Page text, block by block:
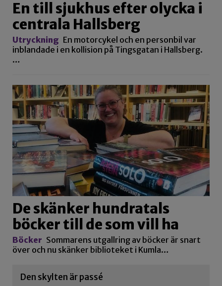
En till sjukhus efter olycka i
centrala Hallsberg
Utryckning En motorcykel och en personbil var
inblandade i en kollision på Tingsgatan i Hallsberg.
…
De skänker hundratals
böcker till de som vill ha
Böcker Sommarens utgallring av böcker är snart
över och nu skänker biblioteket i Kumla…
Den skylten är passé